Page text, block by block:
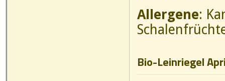
Allergene:
Bio-Leinriegel